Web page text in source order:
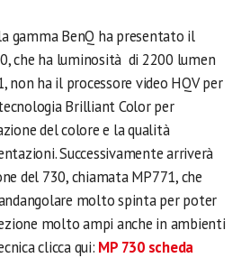
gamma BenQ ha presentato il
che ha luminosità di 2200 lumen
non ha il processore video HQV per
Brilliant Color per
del colore e la qualità
Successivamente arriverà
del 730, chiamata MP771, che
molto spinta per poter
molto ampi anche in ambienti
clicca qui: MP 730 scheda